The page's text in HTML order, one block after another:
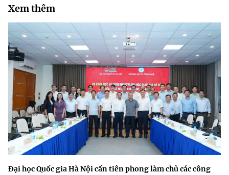
Xem thêm
Đại học Quốc gia Hà Nội cần tiên phong làm chủ các công